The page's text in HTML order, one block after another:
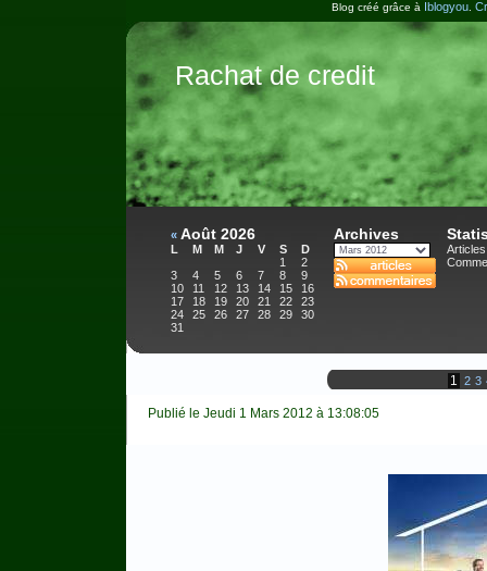
Blog créé grâce à Iblogyou
Rachat de credit
« Août 2026
L M M J V S
D
1
2
3
4 5 6 7 8
9
10
11 12 13 14 15
16
17
18 19 20 21 22
23
24
25 26 27 28 29
30
31
Archives
1 2 3
Publié le Jeudi 1 Mars 2012 à 13:08:05